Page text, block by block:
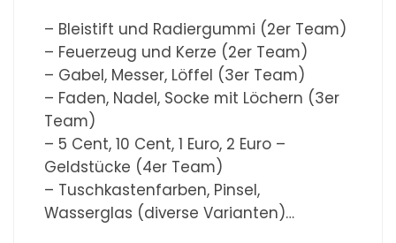
– Bleistift und Radiergummi (2er Team)
– Feuerzeug und Kerze (2er Team)
– Gabel, Messer, Löffel (3er Team)
– Faden, Nadel, Socke mit Löchern (3er
Team)
– 5 Cent, 10 Cent, 1 Euro, 2 Euro –
Geldstücke (4er Team)
– Tuschkastenfarben, Pinsel,
Wasserglas (diverse Varianten)…